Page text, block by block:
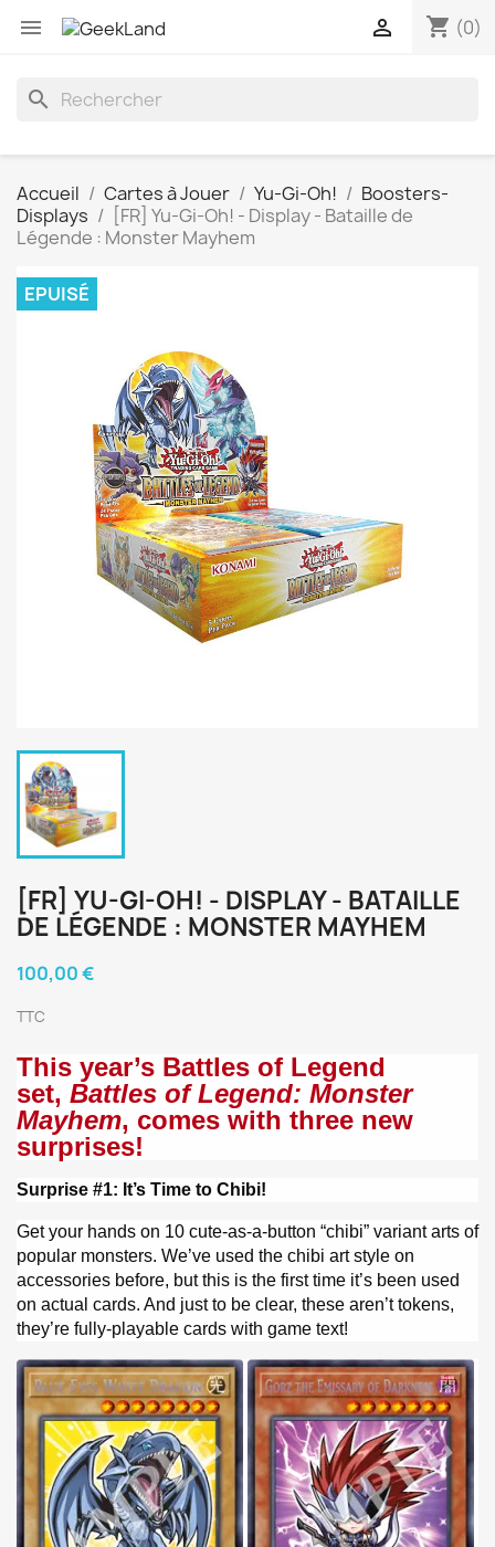
 shopping_cart (0)

search
Accueil Cartes à Jouer Yu-Gi-Oh!
Boosters-
Displays
[FR] Yu-Gi-Oh! - Display - Bataille de
Légende : Monster Mayhem
EPUISÉ
[FR] YU-GI-OH! - DISPLAY - BATAILLE
DE LÉGENDE : MONSTER MAYHEM
100,00 €
TTC
This year’s Battles of Legend
set, Battles of Legend: Monster
Mayhem, comes with three new
surprises!
Surprise #1: It’s Time to Chibi!
Get your hands on 10 cute-as-a-button “chibi” variant arts of
popular monsters. We’ve used the chibi art style on
accessories before, but this is the first time it’s been used
on actual cards. And just to be clear, these aren’t tokens,
they’re fully-playable cards with game text!